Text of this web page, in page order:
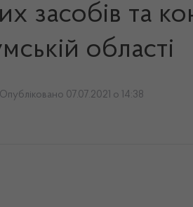
засобів та
області
Опубліковано 07.07.2021 о 14:38